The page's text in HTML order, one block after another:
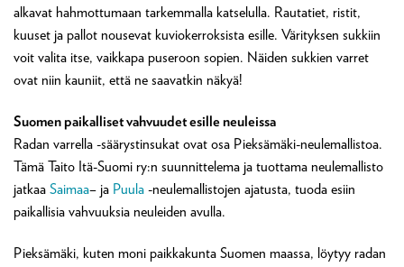
alkavat hahmottumaan tarkemmalla katselulla. Rautatiet, ristit,
kuuset ja pallot nousevat kuviokerroksista esille. Värityksen sukkiin
voit valita itse, vaikkapa puseroon sopien. Näiden sukkien varret
ovat niin kauniit, että ne saavatkin näkyä!
Suomen paikalliset vahvuudet esille neuleissa
Radan varrella -säärystinsukat ovat osa Pieksämäki-neulemallistoa.
Tämä Taito Itä-Suomi ry:n suunnittelema ja tuottama neulemallisto
jatkaa Saimaa– ja Puula -neulemallistojen ajatusta, tuoda esiin
paikallisia vahvuuksia neuleiden avulla.
Pieksämäki, kuten moni paikkakunta Suomen maassa, löytyy radan